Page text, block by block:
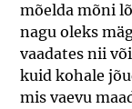
mõelda mõni
nagu oleks
vaadates nii
kuid kohale
mis vaevu